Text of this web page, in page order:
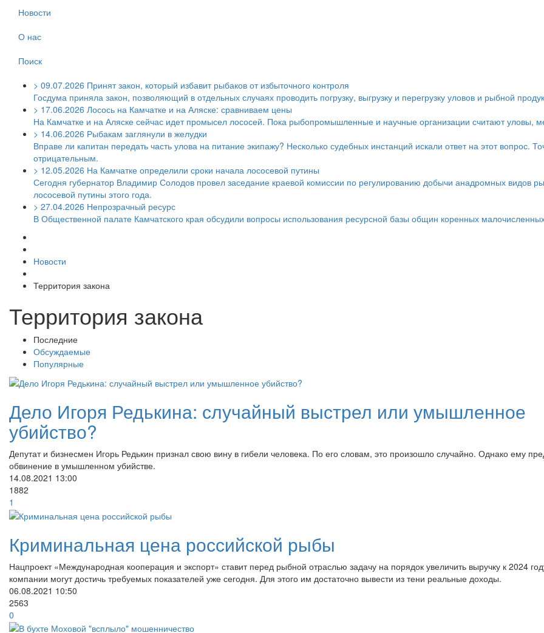
Новости
О нас
Поиск
> 09.07.2026 Принят закон, который избавит рыбаков от избыточного контроля
Госдума приняла закон, позволяющий в отдельных случаях проводить погрузку, выгрузку и перегрузку уловов и рыбной
> 17.06.2026 Лосось на Камчатке и на Аляске: сравниваем цены
На Камчатке и на Аляске сейчас идет промысел лососей. Пока рыбопромышленные и научные организации считают уловы,
> 14.06.2026 Рыбакам заглянули в желудки
Вправе ли капитан передать часть улова на питание экипажу? Несколько судебных инстанций искали ответ на этот вопрос.
отрицательным.
> 12.05.2026 На Камчатке определили сроки начала лососевой путины
Сегодня губернатор Владимир Солодов провел заседание краевой комиссии по регулированию добычи анадромных видов
лососевой путины этого года.
> 27.04.2026 Непрозрачный ресурс
В Общественной палате Камчатского края обсудили вопросы использования ресурсной базы общин коренных
Новости
Территория закона
Территория закона
Последние
Обсуждаемые
Популярные
Дело Игоря Редькина: случайный выстрел или умышленное
убийство?
Депутат и бизнесмен Игорь Редькин признал свою вину в гибели человека. По его словам, это произошло случайно. Однако ему
обвинение в умышленном убийстве.
14.08.2021 13:00
1882
1
Криминальная цена российской рыбы
Нацпроект «Международная кооперация и экспорт» ставит перед рыбной отраслью задачу на порядок увеличить выручку к 2024
компании могут достичь требуемых показателей уже сегодня. Для этого им достаточно вывести из тени реальные доходы.
06.08.2021 10:50
2563
0